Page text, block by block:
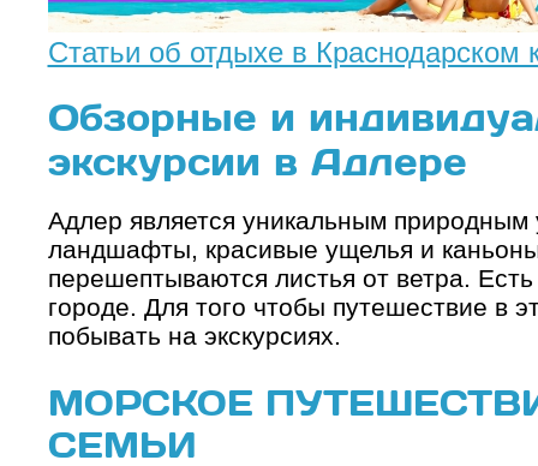
Статьи об отдыхе в Краснодарском
Обзорные и
экскурсии в Адлере
Адлер является уникальным природным
ландшафты, красивые ущелья и
перешептываются листья от ветра.
городе. Для того чтобы путешествие в
побывать на экскурсиях.
МОРСКОЕ
СЕМЬИ